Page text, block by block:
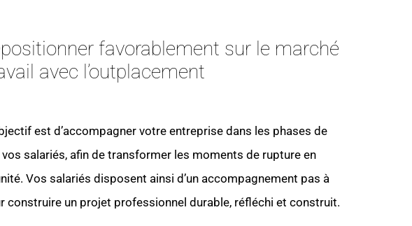
favorablement sur le marché
avec l’outplacement
est d’accompagner votre entreprise dans les phases de
vos salariés, afin de transformer les moments de rupture en
Vos salariés disposent ainsi d’un accompagnement pas à
construire un projet professionnel durable, réfléchi et construit.